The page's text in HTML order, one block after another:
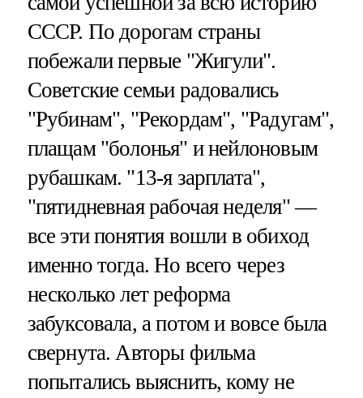
СССР. По дорогам страны
побежали первые "Жигули".
Советские семьи радовались
"Рубинам", "Рекордам", "Радугам",
плащам "болонья" и нейлоновым
рубашкам. "13-я зарплата",
"пятидневная рабочая неделя" —
все эти понятия вошли в обиход
именно тогда. Но всего через
несколько лет реформа
забуксовала, а потом и вовсе была
свернута. Авторы фильма
попытались выяснить, кому не